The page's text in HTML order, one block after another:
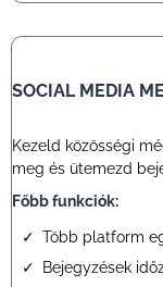
SOCIAL MEDIA
Kezeld közösségi
meg és ütemezd
Főbb funkciók:
Több platform
Bejegyzések